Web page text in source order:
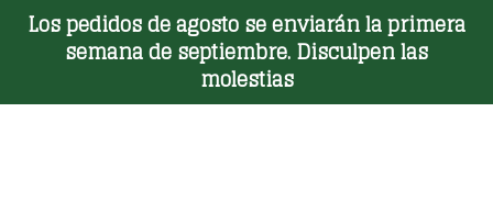
Los pedidos de agosto se enviarán la primera
semana de septiembre. Disculpen las
molestias
Toggle Menu